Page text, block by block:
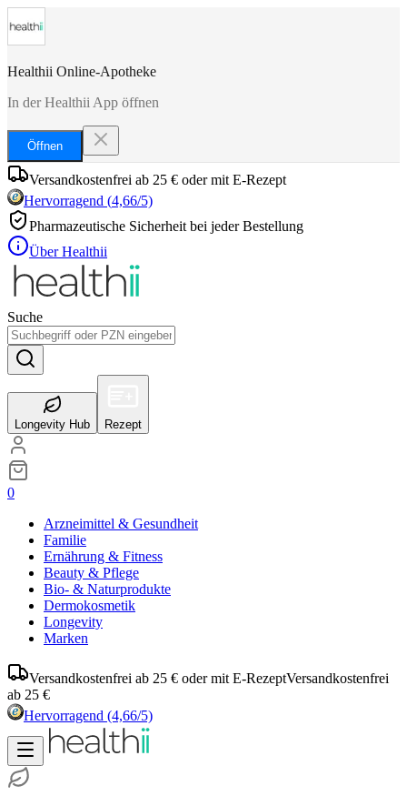
Healthii Online-Apotheke
In der Healthii App öffnen
Öffnen
Versandkostenfrei ab 25 € oder mit E-Rezept
Hervorragend (4,66/5)
Pharmazeutische Sicherheit bei jeder Bestellung
Über Healthii
Suche
Longevity Hub Rezept
0
Arzneimittel & Gesundheit
Familie
Ernährung & Fitness
Beauty & Pflege
Bio- & Naturprodukte
Dermokosmetik
Longevity
Marken
Versandkostenfrei ab 25 € oder mit E-RezeptVersandkostenfrei
ab 25 €
Hervorragend (4,66/5)